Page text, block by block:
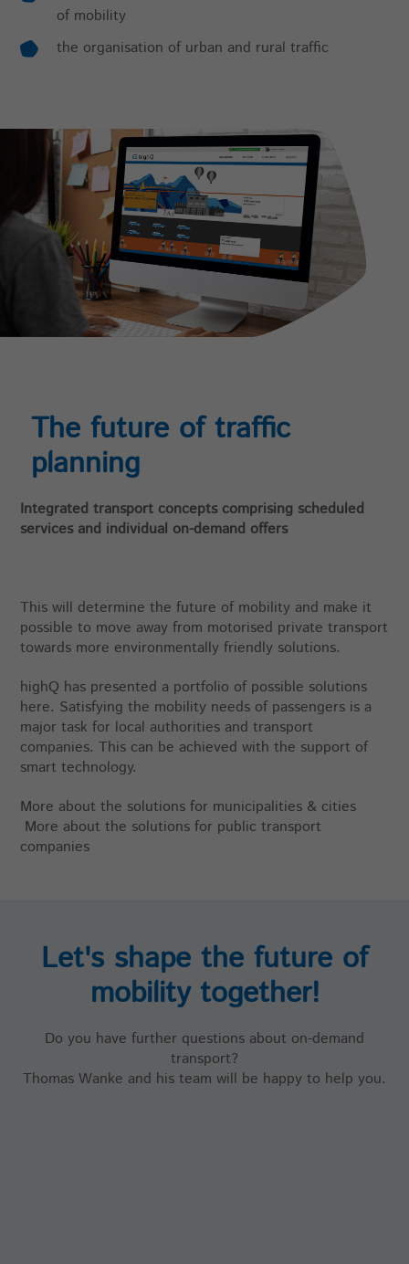
of mobility
the organisation of urban and rural traffic
The future of traffic
planning
Integrated transport concepts comprising scheduled
services and individual on-demand offers
This will determine the future of mobility and make it
possible to move away from motorised private transport
towards more environmentally friendly solutions.
highQ has presented a portfolio of possible solutions
here. Satisfying the mobility needs of passengers is a
major task for local authorities and transport
companies. This can be achieved with the support of
smart technology.
More about the solutions for municipalities & cities
More about the solutions for public transport
companies
Let's shape the future of
mobility together!
Do you have further questions about on-demand
transport?
Thomas Wanke and his team will be happy to help you.